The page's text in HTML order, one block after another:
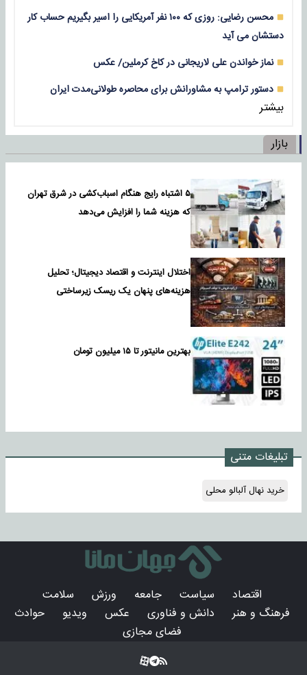
محسن رضایی: روزی که ۱۰۰ نفر آمریکایی را اسیر بگیریم حساب کار
دستشان می آید
نماز خواندن علی لاریجانی در کاخ کرملین/ عکس
دستور ترامپ به مشاورانش برای محاصره طولانی‌مدت ایران
بیشتر
بازار
۵ اشتباه رایج هنگام اسباب‌کشی در شرق تهران
که هزینه شما را افزایش می‌دهد
اختلال اینترنت و اقتصاد دیجیتال؛ تحلیل
هزینه‌های پنهان یک ریسک زیرساختی
بهترین مانیتور تا ۱۵ میلیون تومان
تبلیغات متنی
خرید نهال آلبالو محلی
اقتصاد سیاست جامعه ورزش
سلامت
فرهنگ و هنر
دانش و فناوری عکس ویدیو
حوادث
فضای مجازی